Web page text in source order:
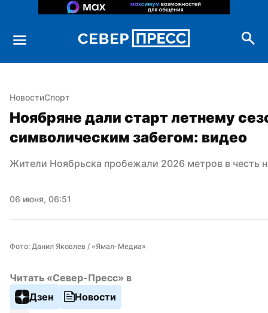
НовостиСпорт
Ноябряне дали старт летнему
символическим забегом: видео
Жители Ноябрьска пробежали 2026 метров в честь
06 июня, 06:51
Фото: Данил Яковлев / «Ямал-Медиа»
Читать «Север-Пресс» в
Дзен
Новости